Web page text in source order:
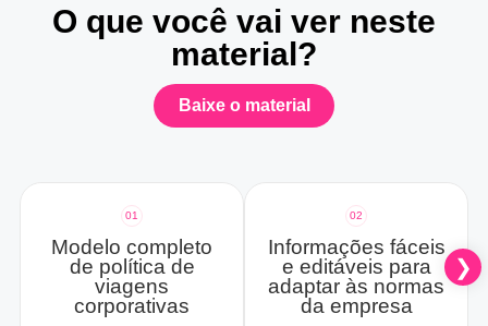
O que você vai ver neste
material?
Baixe o material
01
Modelo completo
de política de
viagens
corporativas
02
Informações fáceis
e editáveis para
adaptar às normas
da empresa